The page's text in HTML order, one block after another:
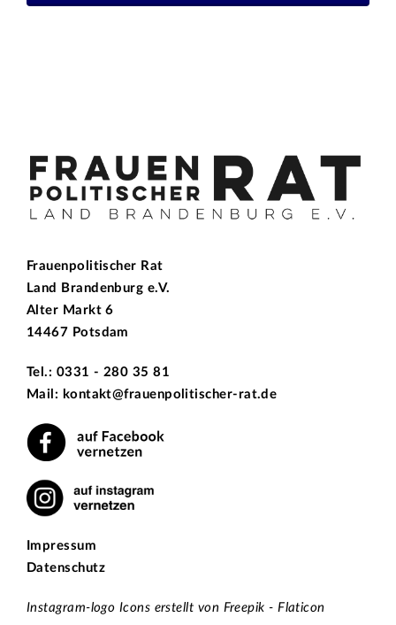
Frauenpolitischer Rat
Land Brandenburg e.V.
Alter Markt 6
14467 Potsdam
Tel.: 0331 - 280 35 81
Mail: kontakt@frauenpolitischer-rat.de
Impressum
Datenschutz
Instagram-logo Icons erstellt von Freepik - Flaticon